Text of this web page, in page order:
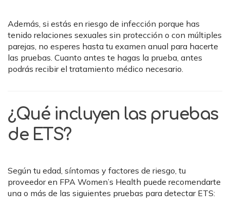
Además, si estás en riesgo de infección porque has
tenido relaciones sexuales sin protección o con múltiples
parejas, no esperes hasta tu examen anual para hacerte
las pruebas. Cuanto antes te hagas la prueba, antes
podrás recibir el tratamiento médico necesario.
¿Qué incluyen las pruebas
de ETS?
Según tu edad, síntomas y factores de riesgo, tu
proveedor en FPA Women’s Health puede recomendarte
una o más de las siguientes pruebas para detectar ETS: